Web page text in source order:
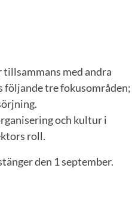
med andra
följande tre fokusområden;
och kultur i
roll.
den 1 september.